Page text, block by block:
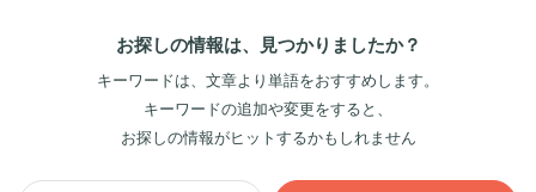
お探しの情報は、見つかりましたか？
キーワードは、文章より単語をおすすめします。
キーワードの追加や変更をすると、
お探しの情報がヒットするかもしれません